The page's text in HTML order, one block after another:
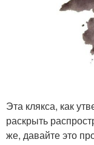
Эта клякса, как
раскрыть
же, давайте это